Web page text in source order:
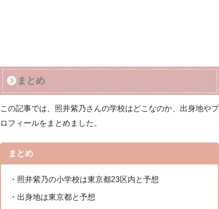
まとめ
この記事では、照井紫乃さんの学校はどこなのか、出身地やプ
ロフィールをまとめました。
まとめ
・照井紫乃の小学校は東京都23区内と予想
・出身地は東京都と予想